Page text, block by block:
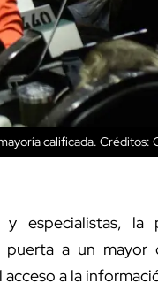
calificada. Créditos:
especialistas, la
a un mayor
a la